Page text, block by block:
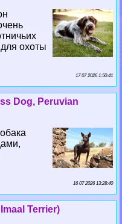
охоты
17 07 2026 1:50:41
Dog, Peruvian
16 07 2026 13:28:40
Terrier)